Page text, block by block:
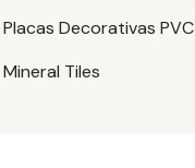
Placas Decorativas PVC
Mineral Tiles